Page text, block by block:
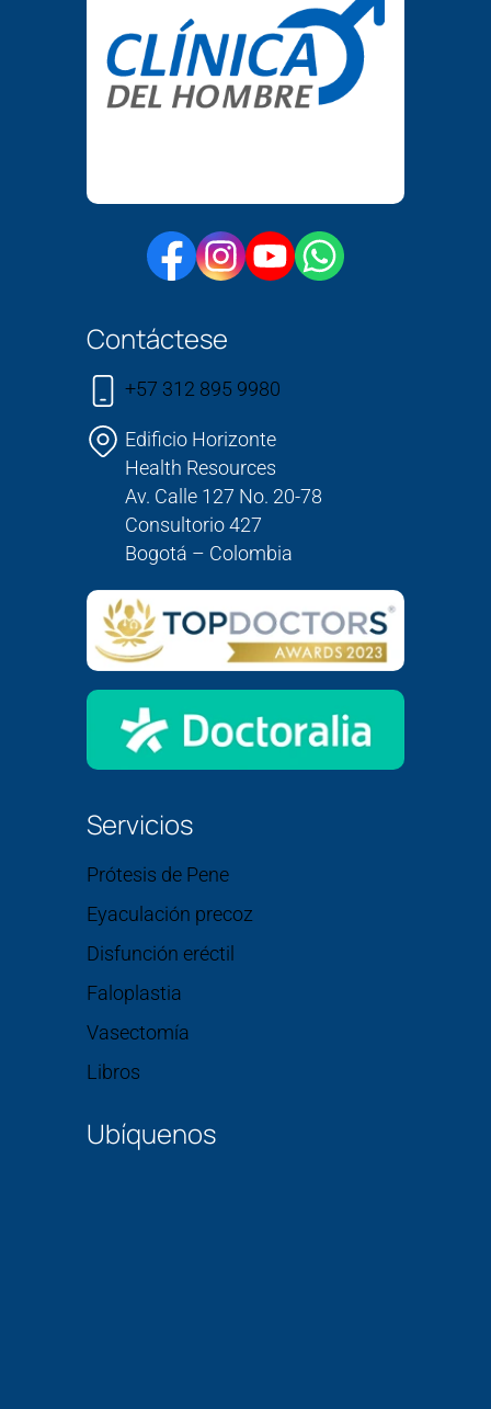
Contáctese
+57 312 895 9980
Edificio Horizonte
Health Resources
Av. Calle 127 No. 20-78
Consultorio 427
Bogotá – Colombia
Servicios
Prótesis de Pene
Eyaculación precoz
Disfunción eréctil
Faloplastia
Vasectomía
Libros
Ubíquenos